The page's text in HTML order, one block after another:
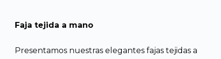
Faja tejida a mano
Presentamos nuestras elegantes fajas tejidas a